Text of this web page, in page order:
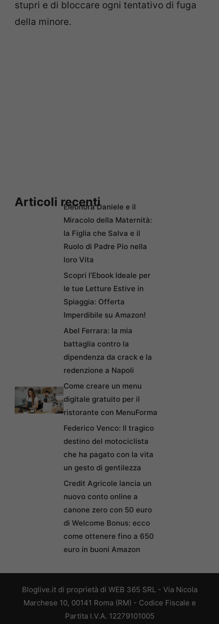
stupri e di bloccare ogni tentativo di fuga
della minore.
Articoli recentiEleonora Daniele e il
Miracolo della Maternità:
la Figlia che Salva e il
Ruolo di Padre Pio nella
loro Vita
Scopri l’Ebook Ideale per
le tue Letture Estive in
Spiaggia: Offerta
Imperdibile su Amazon!
Abel Ferrara: la mia
battaglia contro la
dipendenza da crack e la
redenzione a Napoli
Come creare un menu
digitale gratuito per il
ristorante con MenuForma
Federico Venco: Il tragico
destino del motociclista
che ha pagato con la vita
un gesto di gentilezza
Credit Agricole lancia un
nuovo conto online a
canone zero con 50 euro
di Welcome Bonus: ecco
come ottenere fino a 650
euro in buoni Amazon
Bloglive.it di proprietà di WEB 365 SRL - Via Nicola
Marchese 10, 00141 Roma (RM) - Codice Fiscale e
Partita I.V.A. 12279101005